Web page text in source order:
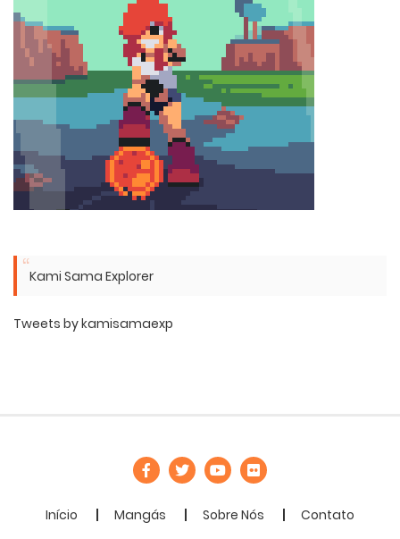
Kami Sama Explorer
Tweets by kamisamaexp
Início Mangás Sobre Nós Contato